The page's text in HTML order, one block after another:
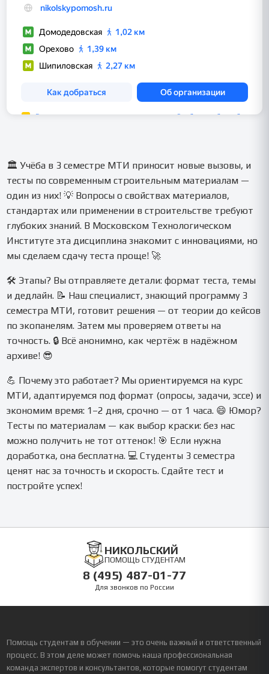
🏛️ Учёба в 3 семестре МТИ приносит новые вызовы, и
тесты по современным строительным материалам —
один из них! 💡 Вопросы о свойствах материалов,
стандартах или применении в строительстве требуют
глубоких знаний. В Московском Технологическом
Институте эта дисциплина знакомит с инновациями, но
мы сделаем сдачу теста проще! 🚀
🛠️ Этапы? Вы отправляете детали: формат теста, темы
и дедлайн. 📝 Наш специалист, знающий программу 3
семестра МТИ, готовит решения — от теории до кейсов
по экопанелям. Затем мы проверяем ответы на
точность. 🔒 Всё анонимно, как чертёж в надёжном
архиве! 😎
💪 Почему это работает? Мы ориентируемся на курс
МТИ, адаптируемся под формат (опросы, задачи, эссе) и
экономим время: 1–2 дня, срочно — от 1 часа. 😄 Юмор?
Тесты по материалам — как выбор краски: без нас
можно получить не тот оттенок! 🎯 Если нужна
доработка, она бесплатна. 💻 Студенты 3 семестра
ценят нас за точность и скорость. Сдайте тест и
постройте успех!
НИКОЛЬСКИЙ
ПОМОЩЬ СТУДЕНТАМ
8 (495) 487-01-77
Для звонков по России
Помощь студентам в обучении — это очень важный и ответственный
процесс. В этом деле может помочь наша профессиональная
команда экспертов и консультантов, которые помогут студентам